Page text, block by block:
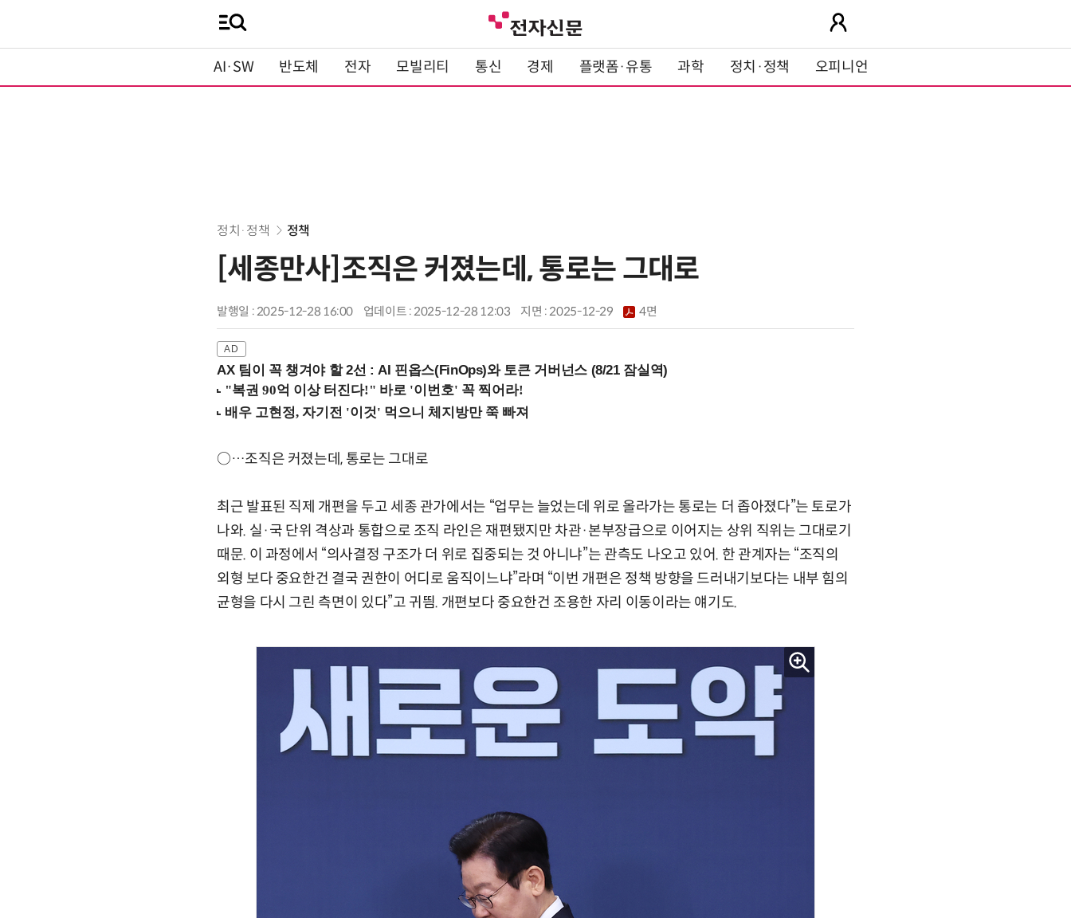
AI·SW 반도체 전자 모빌리티 통신 경제 플랫폼·유통 과학 정치·정책 오피니언
정치·정책 정책
[세종만사]조직은 커졌는데, 통로는 그대로
발행일 : 2025-12-28 16:00 업데이트 : 2025-12-28 12:03 지면 :2025-12-29 4면
AX 팀이 꼭 챙겨야 할 2선 : AI 핀옵스(FinOps)와 토큰 거버넌스 (8/21 잠실역)
○…조직은 커졌는데, 통로는 그대로
최근 발표된 직제 개편을 두고 세종 관가에서는 “업무는 늘었는데 위로 올라가는 통로는 더 좁아졌다”는 토로가
나와. 실·국 단위 격상과 통합으로 조직 라인은 재편됐지만 차관·본부장급으로 이어지는 상위 직위는 그대로기
때문. 이 과정에서 “의사결정 구조가 더 위로 집중되는 것 아니냐”는 관측도 나오고 있어. 한 관계자는 “조직의
외형 보다 중요한건 결국 권한이 어디로 움직이느냐”라며 “이번 개편은 정책 방향을 드러내기보다는 내부 힘의
균형을 다시 그린 측면이 있다”고 귀띔. 개편보다 중요한건 조용한 자리 이동이라는 얘기도.